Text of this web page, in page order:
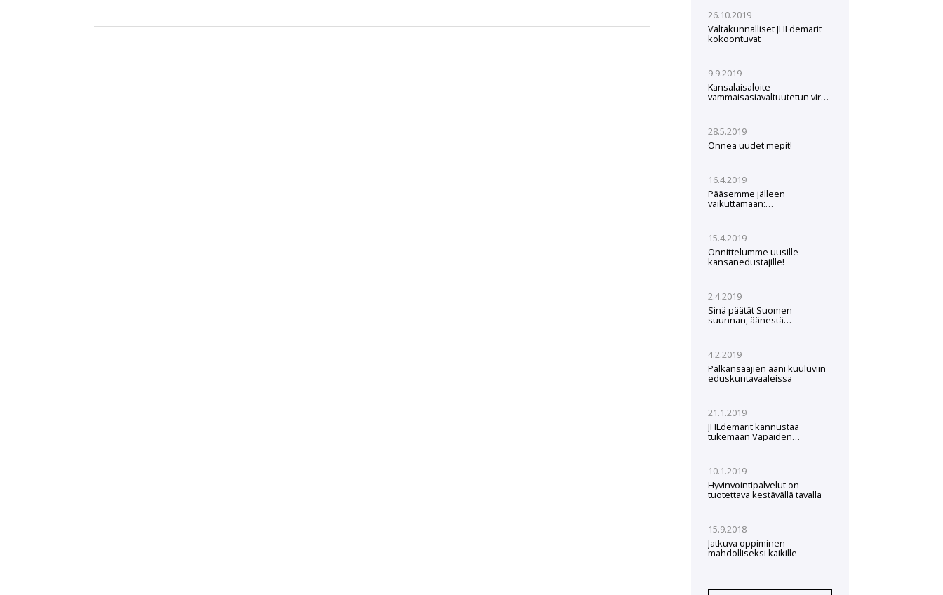
26.10.2019
Valtakunnalliset JHLdemarit
kokoontuvat
9.9.2019
Kansalaisaloite
vammaisasiavaltuutetun viran
28.5.2019
Onnea uudet mepit!
16.4.2019
Pääsemme jälleen
vaikuttamaan:
15.4.2019
Onnittelumme uusille
kansanedustajille!
2.4.2019
Sinä päätät Suomen
suunnan, äänestä
4.2.2019
Palkansaajien ääni kuuluviin
eduskuntavaaleissa
21.1.2019
JHLdemarit kannustaa
tukemaan Vapaiden
10.1.2019
Hyvinvointipalvelut on
tuotettava kestävällä tavalla
15.9.2018
Jatkuva oppiminen
mahdolliseksi kaikille